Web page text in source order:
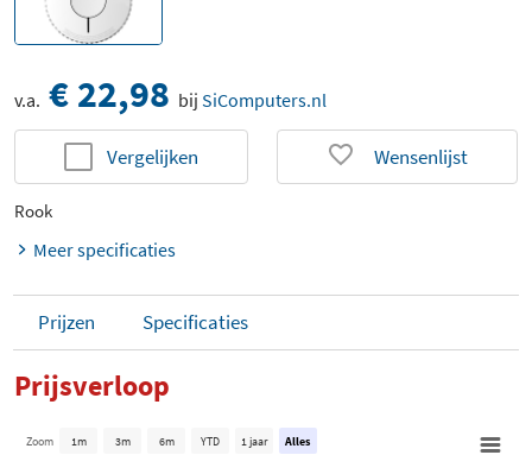
v.a. € 22,98 bij SiComputers.nl
Vergelijken Wensenlijst
Rook
Meer specificaties
Prijzen Specificaties
Prijsverloop
Zoom 1m 3m 6m YTD 1 jaar Alles